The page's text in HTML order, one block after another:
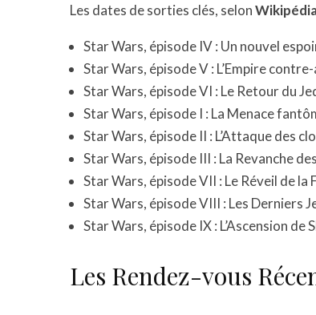
Les dates de sorties clés, selon
Star Wars, épisode IV : Un nouvel
Star Wars, épisode V : L’Empire
Star Wars, épisode VI : Le Retour du
Star Wars, épisode I : La Menace
Star Wars, épisode II : L’Attaque des
Star Wars, épisode III : La Revanche
Star Wars, épisode VII : Le Réveil de la
Star Wars, épisode VIII : Les Derniers
Star Wars, épisode IX : L’Ascension de
Les Rendez-vous